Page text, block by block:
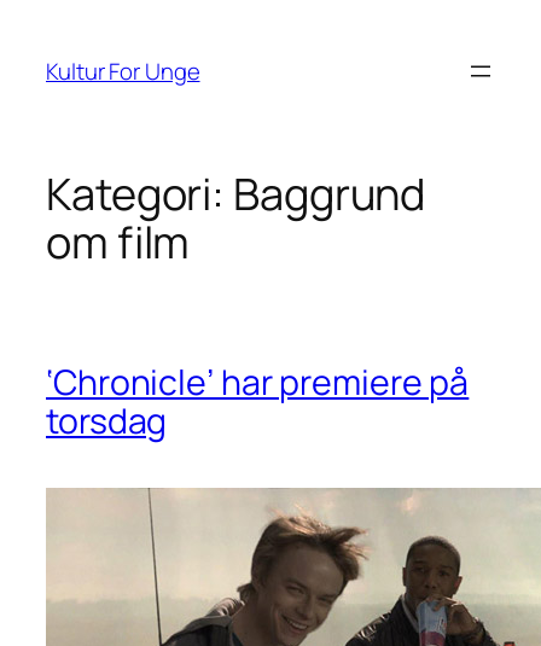
indhold
Kultur For Unge
Kategori: Baggrund
om film
‘Chronicle’ har premiere på
torsdag